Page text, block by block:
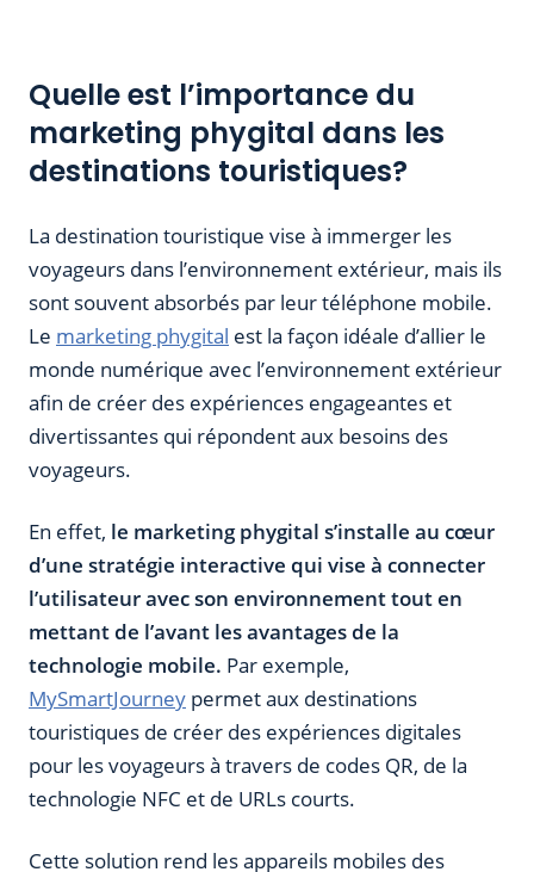
Quelle est l’importance du
marketing phygital dans les
destinations touristiques?
La destination touristique vise à immerger les
voyageurs dans l’environnement extérieur, mais ils
sont souvent absorbés par leur téléphone mobile.
Le marketing phygital est la façon idéale d’allier le
monde numérique avec l’environnement extérieur
afin de créer des expériences engageantes et
divertissantes qui répondent aux besoins des
voyageurs.
En effet, le marketing phygital s’installe au cœur
d’une stratégie interactive qui vise à connecter
l’utilisateur avec son environnement tout en
mettant de l’avant les avantages de la
technologie mobile. Par exemple,
MySmartJourney permet aux destinations
touristiques de créer des expériences digitales
pour les voyageurs à travers de codes QR, de la
technologie NFC et de URLs courts.
Cette solution rend les appareils mobiles des